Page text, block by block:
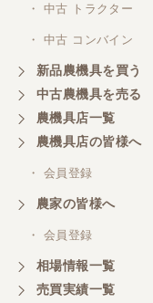
東京都／がー
なんだかんだ
東京都／おち
いいたします
・ 中古 トラクター
・ 中古 コンバイン
新品農機具を買う
中古農機具を売る
農機具店一覧
農機具店の皆様へ
・ 会員登録
農家の皆様へ
・ 会員登録
相場情報一覧
売買実績一覧